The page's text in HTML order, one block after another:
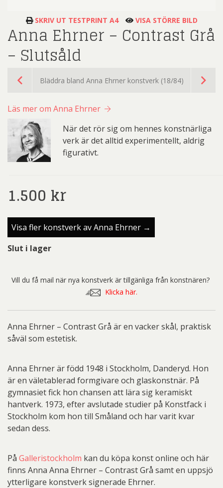
SKRIV UT TESTPRINT A4 VISA STÖRRE BILD
Anna Ehrner – Contrast Grå
– Slutsåld
Bläddra bland Anna Ehrner konstverk (18/84)
Läs mer om Anna Ehrner
När det rör sig om hennes konstnärliga
verk är det alltid experimentellt, aldrig
figurativt.
1.500 kr
Visa fler konstverk av Anna Ehrner →
Slut i lager
Vill du få mail när nya konstverk är tillgänliga från konstnären?
Klicka här.
Anna Ehrner – Contrast Grå är en vacker skål, praktisk
såväl som estetisk.
Anna Ehrner är född 1948 i Stockholm, Danderyd. Hon
är en väletablerad formgivare och glaskonstnär. På
gymnasiet fick hon chansen att lära sig keramiskt
hantverk. 1973, efter avslutade studier på Konstfack i
Stockholm kom hon till Småland och har varit kvar
sedan dess.
På Galleristockholm kan du köpa konst online och här
finns Anna Anna Ehrner – Contrast Grå samt en uppsjö
ytterligare konstverk signerade Ehrner.